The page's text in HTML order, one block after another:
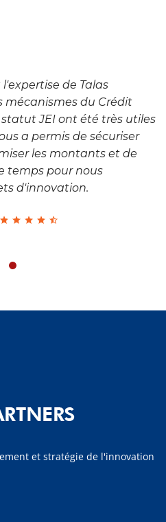
de Talas
mécanismes du Crédit
JEI ont été très utiles
a permis de sécuriser
les montants et de
temps pour nous
d'innovation.
et stratégie de l'innovation